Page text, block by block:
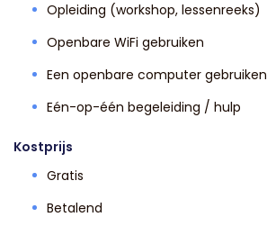
Opleiding (workshop, lessenreeks)
Openbare WiFi gebruiken
Een openbare computer gebruiken
Eén-op-één begeleiding / hulp
Kostprijs
Gratis
Betalend